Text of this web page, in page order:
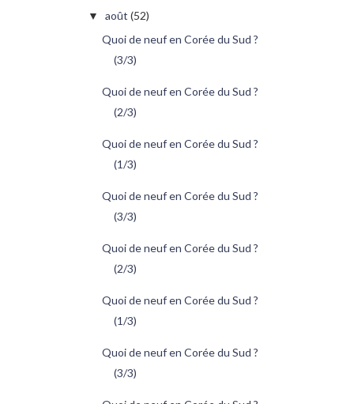
▼ août (52)
Quoi de neuf en Corée du Sud ?
(3/3)
Quoi de neuf en Corée du Sud ?
(2/3)
Quoi de neuf en Corée du Sud ?
(1/3)
Quoi de neuf en Corée du Sud ?
(3/3)
Quoi de neuf en Corée du Sud ?
(2/3)
Quoi de neuf en Corée du Sud ?
(1/3)
Quoi de neuf en Corée du Sud ?
(3/3)